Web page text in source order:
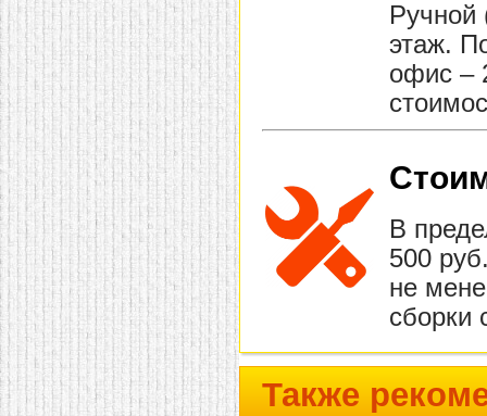
этаж.
офис –
В
500
не
сборки
Также